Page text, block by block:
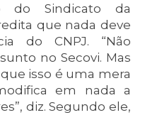
do Sindicato da
que nada deve
do CNPJ. “Não
no Secovi. Mas
isso é uma mera
em nada a
diz. Segundo ele,